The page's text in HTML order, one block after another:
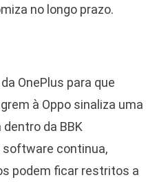
no longo prazo.
OnePlus para que
à Oppo sinaliza uma
da BBK
software continua,
podem ficar restritos a